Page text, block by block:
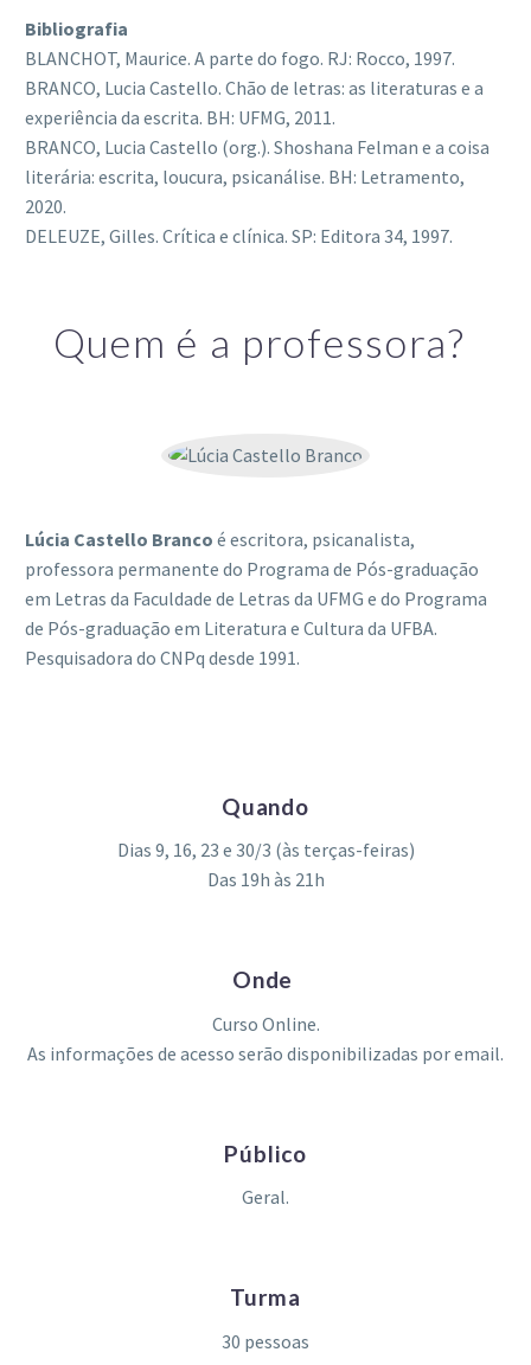
Bibliografia
BLANCHOT, Maurice. A parte do fogo. RJ: Rocco, 1997.
BRANCO, Lucia Castello. Chão de letras: as literaturas e a
experiência da escrita. BH: UFMG, 2011.
BRANCO, Lucia Castello (org.). Shoshana Felman e a coisa
literária: escrita, loucura, psicanálise. BH: Letramento,
2020.
DELEUZE, Gilles. Crítica e clínica. SP: Editora 34, 1997.
Quem é a professora?
Lúcia Castello Branco é escritora, psicanalista,
professora permanente do Programa de Pós-graduação
em Letras da Faculdade de Letras da UFMG e do Programa
de Pós-graduação em Literatura e Cultura da UFBA.
Pesquisadora do CNPq desde 1991.
Quando
Dias 9, 16, 23 e 30/3 (às terças-feiras)
Das 19h às 21h
Onde
Curso Online.
As informações de acesso serão disponibilizadas por email.
Público
Geral.
Turma
30 pessoas